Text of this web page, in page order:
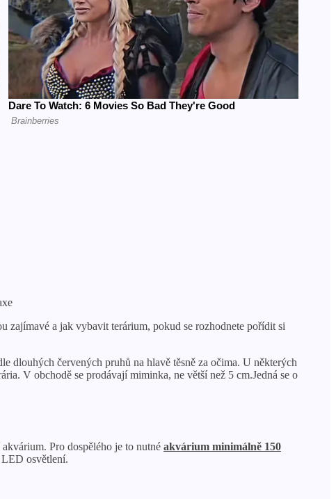
zajímavé a jak vybavit terárium, pokud se rozhodnete pořídit si
dlouhých červených pruhů na hlavě těsně za očima. U některých
V obchodě se prodávají miminka, ne větší než 5 cm.Jedná se o
Pro dospělého je to nutné akvárium minimálně 150
osvětlení.